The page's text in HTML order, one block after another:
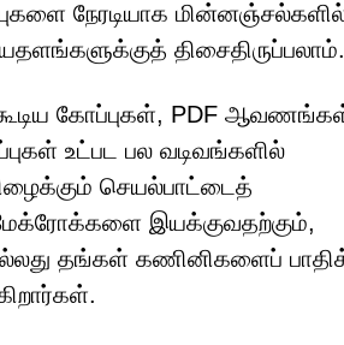
நேரடியாக
திசைதிருப்பலாம்.
கோப்புகள், PDF
உட்பட பல வடிவங்களில்
செயல்பாட்டைத்
இயக்குவதற்கும்,
தங்கள் கணினிகளைப்